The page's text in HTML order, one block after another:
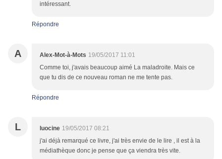
intéressant.
Répondre
A Alex-Mot-à-Mots 19/05/2017 11:01
Comme toi, j'avais beaucoup aimé La maladroite. Mais ce
que tu dis de ce nouveau roman ne me tente pas.
Répondre
L luocine 19/05/2017 08:21
j'ai déjà remarqué ce livre, j'ai très envie de le lire , il est à la
médiathèque donc je pense que ça viendra très vite.